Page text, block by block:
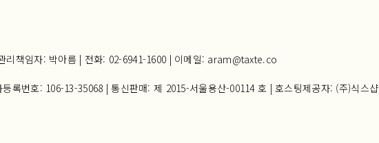
리책임자: 박아름 | 전화: 02-6941-1600 | 이메일: aram@taxte.co
록번호: 106-13-35068 | 통신판매: 제 2015-서울용산-00114 호 | 호스팅제공자: (주)식스샵